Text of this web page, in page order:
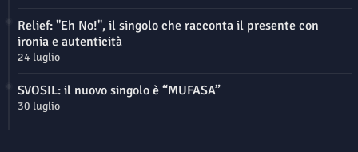
Relief: "Eh No!", il singolo che racconta il presente con
ironia e autenticità
24 luglio
SVOSIL: il nuovo singolo è “MUFASA”
30 luglio